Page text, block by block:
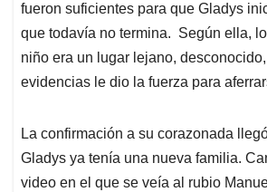
fueron suficientes para que Gladys
que todavía no termina. Según ella,
niño era un lugar lejano,
evidencias le dio la fuerza para
La confirmación a su corazonada
Gladys ya tenía una nueva familia.
video en el que se veía al rubio